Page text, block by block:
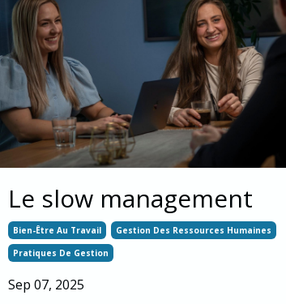
Le slow management
Bien-Être Au Travail
Gestion Des Ressources Humaines
Pratiques De Gestion
Sep 07, 2025